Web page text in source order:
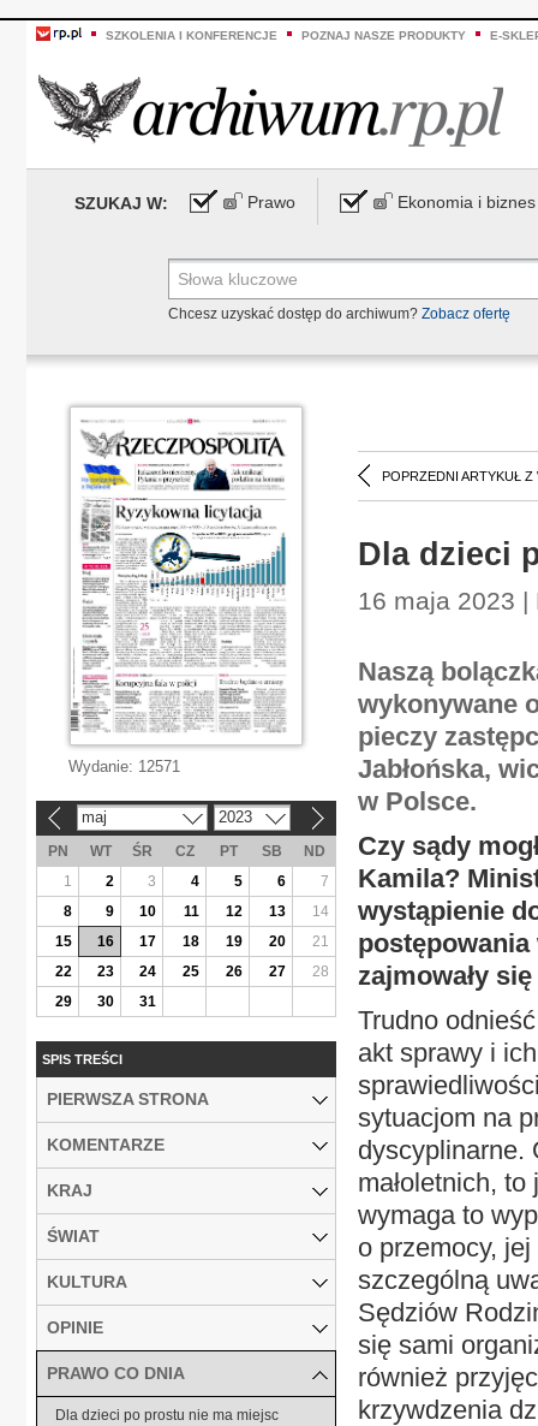
SZKOLENIA I KONFERENCJE POZNAJ NASZE PRODUKTY E-
SZUKAJ W: Prawo Ekonomia i biznes
Chcesz uzyskać dostęp do archiwum? Zobacz ofertę
POPRZEDNI ARTYKUŁ Z
Dla dzieci
16 maja 2023 |
Naszą
wykonywane
pieczy
Jabłońska,
w Polsce.
Czy sądy
Kamila?
wystąpienie
zajmowały
Trudno
akt sprawy i
sytuacjom na
dyscyplinarne.
małoletnich,
wymaga to
o przemocy,
szczególną
Sędziów
się sami
również
krzywdzenia
Wydanie: 12571
maj 2023
PN WT ŚR CZ PT SB
ND
1
2 3 4 5 6
7
8
9 10 11 12 13
14
15
16 17 18 19 20
21
22
23 24 25 26 27
28
29
30 31
SPIS TREŚCI
PIERWSZA STRONA
KOMENTARZE
KRAJ
ŚWIAT
KULTURA
OPINIE
PRAWO CO DNIA
Dla dzieci po prostu nie ma miejsc